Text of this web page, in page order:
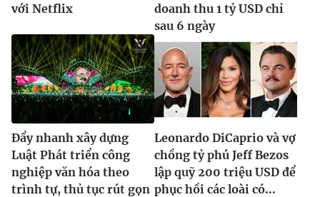
với Netflix
doanh thu 1 tỷ USD chỉ
sau 6 ngày
Đẩy nhanh xây dựng
Luật Phát triển công
nghiệp văn hóa theo
trình tự, thủ tục rút gọn
Leonardo DiCaprio và vợ
chồng tỷ phú Jeff Bezos
lập quỹ 200 triệu USD để
phục hồi các loài có...